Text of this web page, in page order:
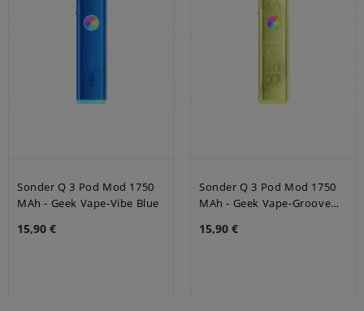
Sonder Q 3 Pod Mod 1750
MAh - Geek Vape-Vibe Blue
15,90 €
Sonder Q 3 Pod Mod 1750
MAh - Geek Vape-Groove
15,90 €